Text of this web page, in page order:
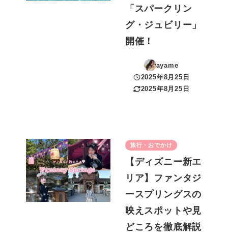
「スパークリン
グ・ジュビリー」
開催！
ayame
投稿日
2025年8月25日
更新日
2025年8月25日
旅行・おでかけ
【ディズニー新エ
リア】ファンタジ
ースプリングスの
映えスポットや見
どころを徹底解説